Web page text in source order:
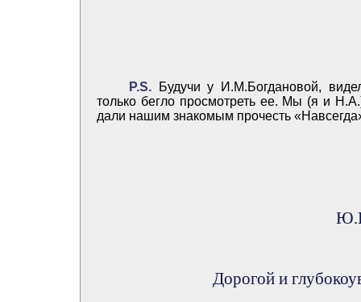
Р.S. Будучи у И.М.Богдановой,
только бегло просмотреть ее. Мы (я и
дали нашим знакомым прочесть
Дорогой и